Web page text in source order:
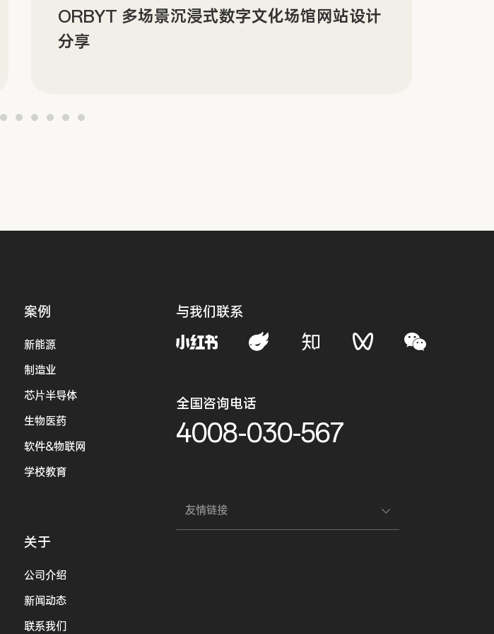
ORBYT 多场景沉浸式数字文化场馆网站设计
分享
案例
新能源
制造业
芯片半导体
生物医药
软件&物联网
学校教育
关于
公司介绍
新闻动态
联系我们
与我们联系
全国咨询电话
4008-030-567
友情链接